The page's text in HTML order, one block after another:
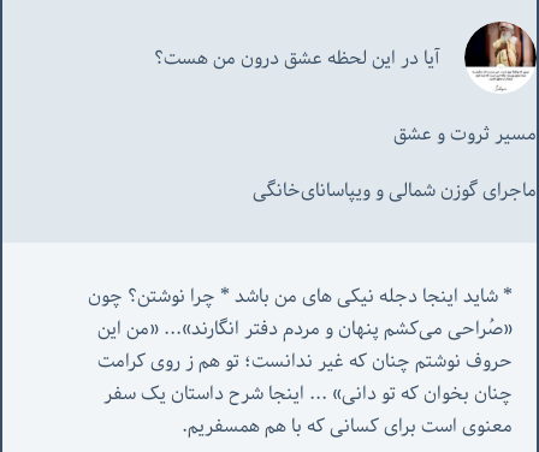
آیا در این لحظه عشق درون من هست؟
مسیر ثروت و عشق
ماجرای گوزن شمالی و‌ ویپاسانای‌خانگی
«صُراحی می‌کشم پنهان‌ و مردم‌ دفتر انگارند»... «
چنان بخوان که تو دانی» ...
معنوی است برای کسانی که با هم همسفریم.